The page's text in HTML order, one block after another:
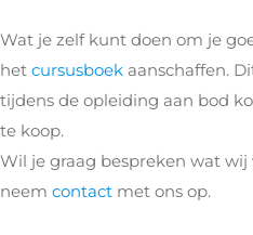
Wat je zelf kunt doen om je
het cursusboek aanschaffen.
tijdens de opleiding aan bod
te koop.
Wil je graag bespreken wat
neem contact met ons op.